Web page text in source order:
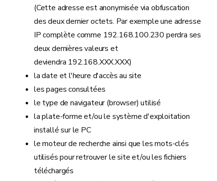
(Cette adresse est anonymisée via obfuscation
des deux dernier octets. Par exemple une adresse
IP complète comme 192.168.100.230 perdra ses
deux dernières valeurs et
deviendra 192.168.XXX.XXX)
la date et l'heure d'accès au site
les pages consultées
le type de navigateur (browser) utilisé
la plate-forme et/ou le système d'exploitation
installé sur le PC
le moteur de recherche ainsi que les mots-clés
utilisés pour retrouver le site et/ou les fichiers
téléchargés